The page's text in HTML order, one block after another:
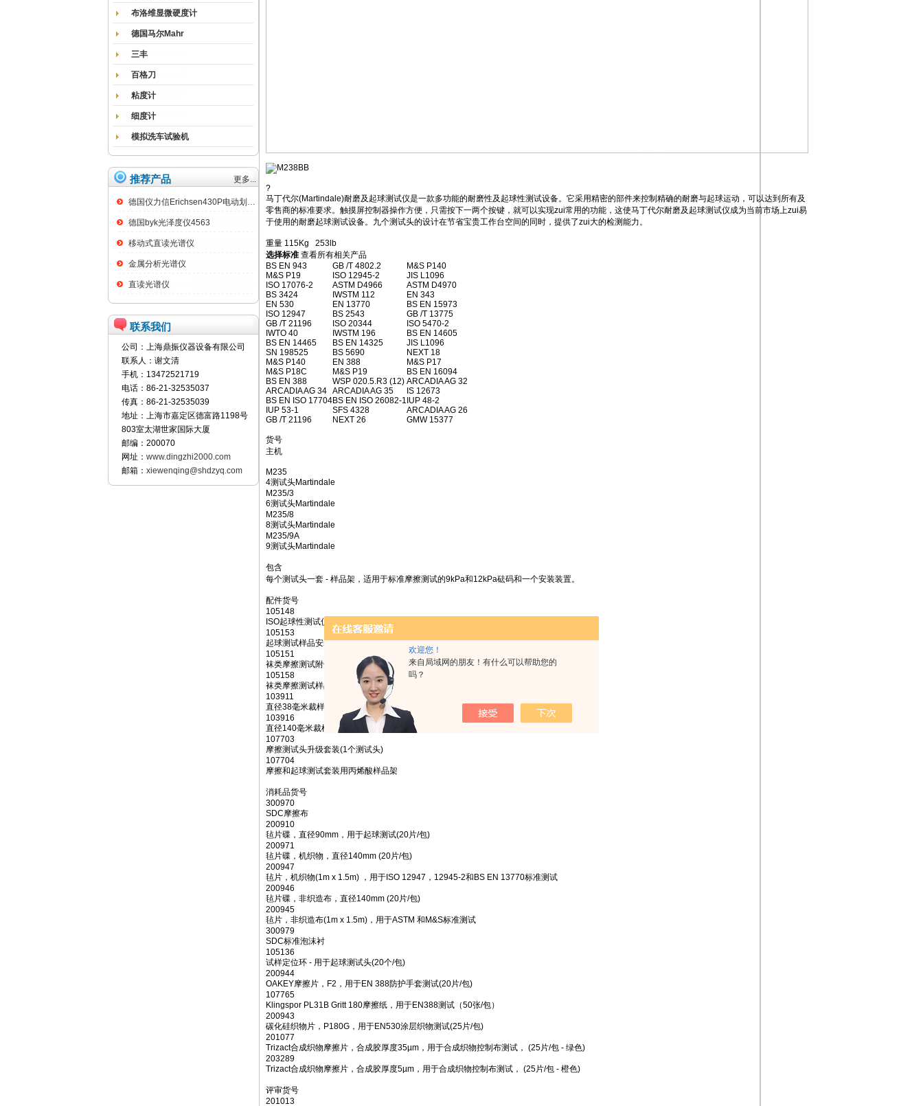
欢迎您！
来自局域网的朋友！有什么可以帮助您的
吗？
布洛维显微硬度计
德国马尔Mahr
三丰
百格刀
粘度计
细度计
模拟洗车试验机
推荐产品 更多...
德国仪力信Erichsen430P电动划格试验仪
德国byk光泽度仪4563
移动式直读光谱仪
金属分析光谱仪
直读光谱仪
联系我们
公司：上海鼎振仪器设备有限公司
联系人：谢文清
手机：13472521719
电话：86-21-32535037
传真：86-21-32535039
地址：上海市嘉定区德富路1198号
803室太湖世家国际大厦
邮编：200070
网址： www.dingzhi2000.com
邮箱： xiewenqing@shdzyq.com
?
马丁代尔(Martindale)耐磨及起球测试仪是一款多功能的耐磨性及起球性测试设备。它采用精密的部件来控制精确的耐磨与起球运动，可以达到所有及
零售商的标准要求。触摸屏控制器操作方便，只需按下一两个按键，就可以实现zui常用的功能，这使马丁代尔耐磨及起球测试仪成为当前市场上zui易
于使用的耐磨起球测试设备。九个测试头的设计在节省宝贵工作台空间的同时，提供了zui大的检测能力。
重量 115Kg 253lb
选择标准 查看所有相关产品
BS EN 943
GB /T 4802.2
M&S P140
M&S P19
ISO 12945-2
JIS L1096
ISO 17076-2
ASTM D4966
ASTM D4970
BS 3424
IWSTM 112
EN 343
EN 530
EN 13770
BS EN 15973
ISO 12947
BS 2543
GB /T 13775
GB /T 21196
ISO 20344
ISO 5470-2
IWTO 40
IWSTM 196
BS EN 14605
BS EN 14465
BS EN 14325
JIS L1096
SN 198525
BS 5690
NEXT 18
M&S P140
EN 388
M&S P17
M&S P18C
M&S P19
BS EN 16094
BS EN 388
WSP 020.5.R3 (12) ARCADIA AG 32
ARCADIA AG 34 ARCADIA AG 35
IS 12673
BS EN ISO 17704BS EN ISO 26082-1 IUP 48-2
IUP 53-1
SFS 4328
ARCADIA AG 26
GB /T 21196
NEXT 26 GMW 15377
货号
主机
M235
4测试头Martindale
M235/3
6测试头Martindale
M235/8
8测试头Martindale
M235/9A
9测试头Martindale
包含
每个测试头一套 - 样品架，适用于标准摩擦测试的9kPa和12kPa砝码和一个安装装置。
配件货号
105148
ISO起球性测试仪附件(1个测试头)
105153
起球测试样品安装装置
105151
袜类摩擦测试附件(1个测试头)
105158
袜类摩擦测试样品安装装置
103911
直径38毫米裁样器
103916
直径140毫米裁样器，用于磨料和衬毡
107703
摩擦测试头升级套装(1个测试头)
107704
摩擦和起球测试套装用丙烯酸样品架
消耗品货号
300970
SDC摩擦布
200910
毡片碟，直径90mm，用于起球测试(20片/包)
200971
毡片碟，机织物，直径140mm (20片/包)
200947
毡片，机织物(1m x 1.5m) ，用于ISO 12947，12945-2和BS EN 13770标准测试
200946
毡片碟，非织造布，直径140mm (20片/包)
200945
毡片，非织造布(1m x 1.5m)，用于ASTM 和M&S标准测试
300979
SDC标准泡沫衬
105136
试样定位环 - 用于起球测试头(20个/包)
200944
OAKEY摩擦片，F2，用于EN 388防护手套测试(20片/包)
107765
Klingspor PL31B Gritt 180摩擦纸，用于EN388测试（50张/包）
200943
碳化硅织物片，P180G，用于EN530涂层织物测试(25片/包)
201077
Trizact合成织物摩擦片，合成胶厚度35µm，用于合成织物控制布测试， (25片/包 - 绿色)
203289
Trizact合成织物摩擦片，合成胶厚度5µm，用于合成织物控制布测试， (25片/包 - 橙色)
评审货号
201013